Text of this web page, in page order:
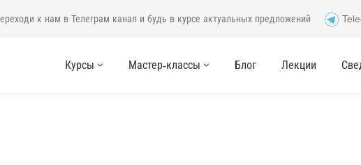
к нам в Телеграм канал и будь в курсе актуальных предложений
Курсы Мастер-классы Блог Лекции